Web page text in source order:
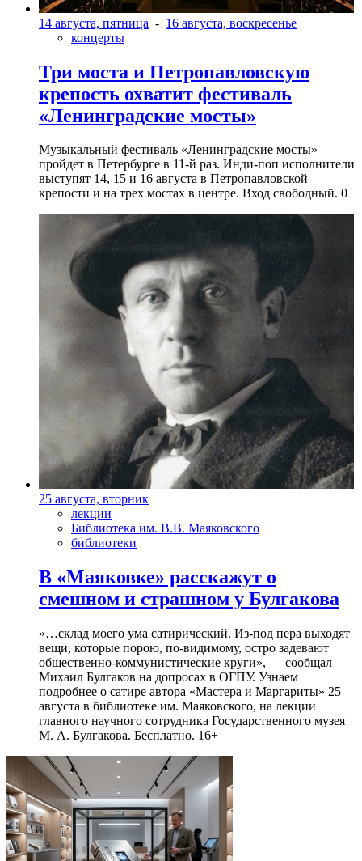
14 августа, пятница - 16 августа, воскресенье
концерты
Три моста и Петропавловскую
крепость охватит фестиваль
«Ленинградские мосты»
Музыкальный фестиваль «Ленинградские мосты»
пройдет в Петербурге в 11-й раз. Инди-поп исполнители
выступят 14, 15 и 16 августа в Петропавловской
крепости и на трех мостах в центре. Вход свободный. 0+
25 августа, вторник
лекции
Библиотека им. В.В. Маяковского
библиотеки
В «Маяковке» расскажут о
смешном и страшном у Булгакова
»…склад моего ума сатирический. Из-под пера выходят
вещи, которые порою, по-видимому, остро задевают
общественно-коммунистические круги», — сообщал
Михаил Булгаков на допросах в ОГПУ. Узнаем
подробнее о сатире автора «Мастера и Маргариты» 25
августа в библиотеке им. Маяковского, на лекции
главного научного сотрудника Государственного музея
М. А. Булгакова. Бесплатно. 16+